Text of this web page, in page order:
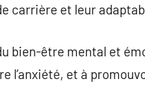
carrière et leur
bien-être mental et
l’anxiété, et à